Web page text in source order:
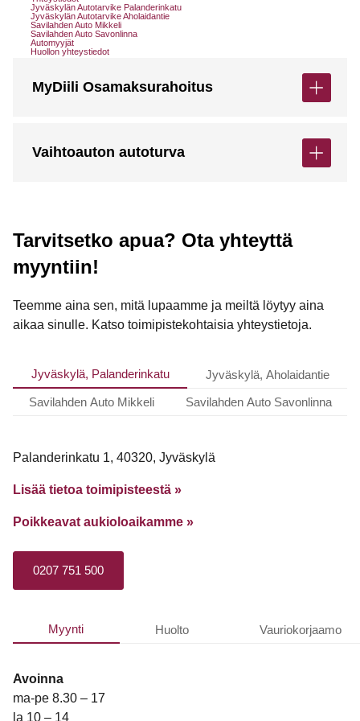
Jyväskylän Autotarvike Palanderinkatu
Jyväskylän Autotarvike Aholaidantie
Savilahden Auto Mikkeli
Savilahden Auto Savonlinna
Automyyjät
Huollon yhteystiedot
MyDiili Osamaksurahoitus
Vaihtoauton autoturva
Tarvitsetko apua? Ota yhteyttä
myyntiin!
Teemme aina sen, mitä lupaamme ja meiltä löytyy aina
aikaa sinulle. Katso toimipistekohtaisia yhteystietoja.
Jyväskylä, Palanderinkatu Jyväskylä, Aholaidantie
Savilahden Auto Mikkeli Savilahden Auto Savonlinna
Palanderinkatu 1, 40320, Jyväskylä
Lisää tietoa toimipisteestä »
Poikkeavat aukioloaikamme »
0207 751 500
Myynti Huolto Vauriokorjaamo
Avoinna
ma-pe 8.30 – 17
la 10 – 14